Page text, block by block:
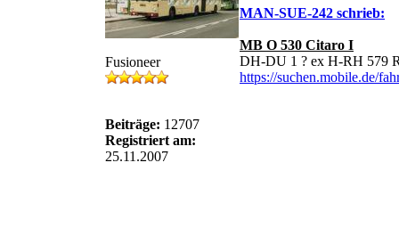
Fusioneer
Beiträge: 12707
Registriert am:
25.11.2007
MAN-SUE-242 schrieb:
MB O 530 Citaro I
DH-DU 1 ? ex H-RH 579
https://suchen.mobile.de/